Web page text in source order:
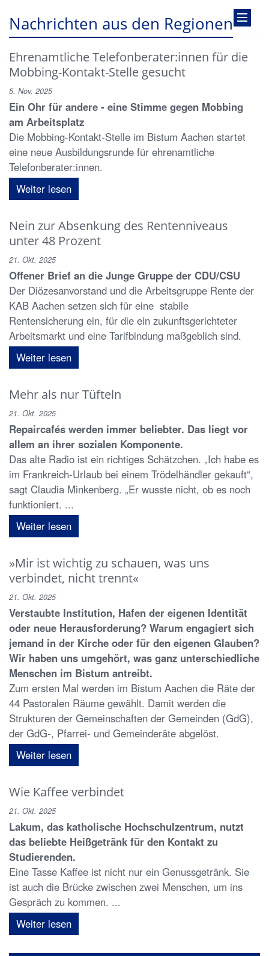
Nachrichten aus den Regionen
Ehrenamtliche Telefonberater:innen für die
Mobbing-Kontakt-Stelle gesucht
5. Nov. 2025
Ein Ohr für andere - eine Stimme gegen Mobbing
am Arbeitsplatz
Die Mobbing-Kontakt-Stelle im Bistum Aachen startet
eine neue Ausbildungsrunde für ehrenamtliche
Telefonberater:innen.
Weiter lesen
Nein zur Absenkung des Rentenniveaus
unter 48 Prozent
21. Okt. 2025
Offener Brief an die Junge Gruppe der CDU/CSU
Der Diözesanvorstand und die Arbeitsgruppe Rente der
KAB Aachen setzen sich für eine stabile
Rentensicherung ein, für die ein zukunftsgerichteter
Arbeitsmarkt und eine Tarifbindung maßgeblich sind.
Weiter lesen
Mehr als nur Tüfteln
21. Okt. 2025
Repaircafés werden immer beliebter. Das liegt vor
allem an ihrer sozialen Komponente.
Das alte Radio ist ein richtiges Schätzchen. „Ich habe es
im Frankreich-Urlaub bei einem Trödelhändler gekauft“,
sagt Claudia Minkenberg. „Er wusste nicht, ob es noch
funktioniert. ...
Weiter lesen
»Mir ist wichtig zu schauen, was uns
verbindet, nicht trennt«
21. Okt. 2025
Verstaubte Institution, Hafen der eigenen Identität
oder neue Herausforderung? Warum engagiert sich
jemand in der Kirche oder für den eigenen Glauben?
Wir haben uns umgehört, was ganz unterschiedliche
Menschen im Bistum antreibt.
Zum ersten Mal werden im Bistum Aachen die Räte der
44 Pastoralen Räume gewählt. Damit werden die
Strukturen der Gemeinschaften der Gemeinden (GdG),
der GdG-, Pfarrei- und Gemeinderäte abgelöst.
Weiter lesen
Wie Kaffee verbindet
21. Okt. 2025
Lakum, das katholische Hochschulzentrum, nutzt
das beliebte Heißgetränk für den Kontakt zu
Studierenden.
Eine Tasse Kaffee ist nicht nur ein Genussgetränk. Sie
ist auch die Brücke zwischen zwei Menschen, um ins
Gespräch zu kommen. ...
Weiter lesen